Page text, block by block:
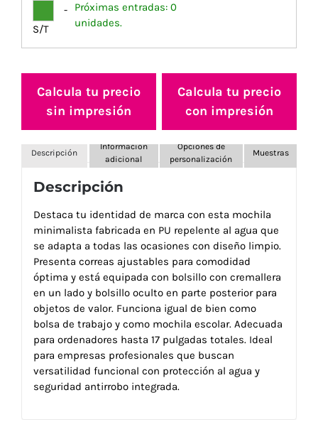
-
S/T
Próximas entradas: 0
unidades.
Calcula tu precio
sin impresión
Calcula tu precio
con impresión
Descripción
Información
adicional
Opciones de
personalización
Muestras
Descripción
Destaca tu identidad de marca con esta mochila
minimalista fabricada en PU repelente al agua que
se adapta a todas las ocasiones con diseño limpio.
Presenta correas ajustables para comodidad
óptima y está equipada con bolsillo con cremallera
en un lado y bolsillo oculto en parte posterior para
objetos de valor. Funciona igual de bien como
bolsa de trabajo y como mochila escolar. Adecuada
para ordenadores hasta 17 pulgadas totales. Ideal
para empresas profesionales que buscan
versatilidad funcional con protección al agua y
seguridad antirrobo integrada.